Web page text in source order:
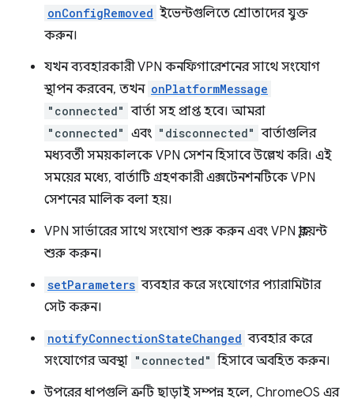
onConfigRemoved ইভেন্টগুলিতে শ্রোতাদের যুক্ত
করুন।
যখন ব্যবহারকারী VPN কনফিগারেশনের সাথে সংযোগ
স্থাপন করবেন, তখন onPlatformMessage
"connected" বার্তা সহ প্রাপ্ত হবে। আমরা
"connected" এবং "disconnected" বার্তাগুলির
মধ্যবর্তী সময়কালকে VPN সেশন হিসাবে উল্লেখ করি। এই
সময়ের মধ্যে, বার্তাটি গ্রহণকারী এক্সটেনশনটিকে VPN
সেশনের মালিক বলা হয়।
VPN সার্ভারের সাথে সংযোগ শুরু করুন এবং VPN ক্লায়েন্ট
শুরু করুন।
setParameters ব্যবহার করে সংযোগের প্যারামিটার
সেট করুন।
notifyConnectionStateChanged ব্যবহার করে
সংযোগের অবস্থা "connected" হিসাবে অবহিত করুন।
উপরের ধাপগুলি ত্রুটি ছাড়াই সম্পন্ন হলে, ChromeOS এর